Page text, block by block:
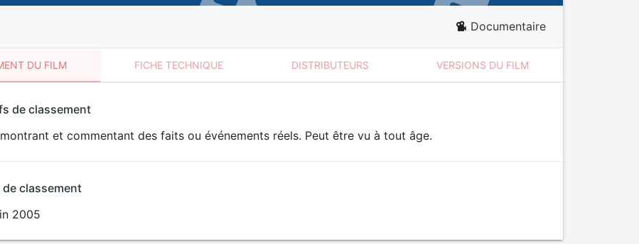
Documentaire
DU FILM FICHE TECHNIQUE DISTRIBUTEURS VERSIONS DU FILM
de classement
et commentant des faits ou événements réels. Peut être vu à tout âge.
de classement
2005